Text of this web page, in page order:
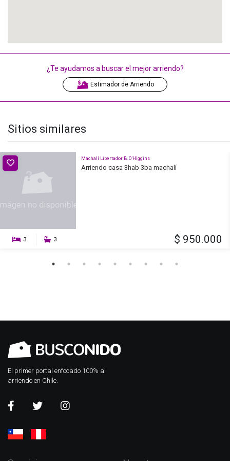
¿Te ayudamos a buscar el mejor arriendo?
Estimador de Arriendo
Sitios similares
Machalí Libertador B. O’Higgins
Arriendo casa 3hab 3ba machalí
3 3 $ 950.000
El primer portal enfocado 100% al
arriendo en Chile.